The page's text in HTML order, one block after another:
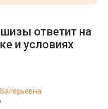
ответит на
и условиях